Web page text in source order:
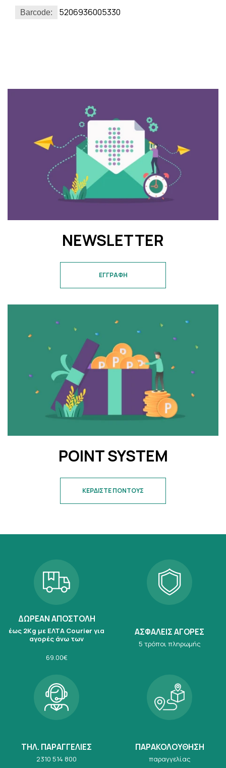
Barcode: 5206936005330
NEWSLETTER
ΕΓΓΡΑΦΗ
POINT SYSTEM
ΚΕΡΔΙΣΤΕ ΠΟΝΤΟΥΣ
ΔΩΡΕΑΝ ΑΠΟΣΤΟΛΗ
έως 2Kg με ΕΛΤΑ Courier για
αγορές άνω των
69.00€
ΑΣΦΑΛΕΙΣ ΑΓΟΡΕΣ
5 τρόποι πληρωμής
ΤΗΛ. ΠΑΡΑΓΓΕΛΙΕΣ
2310 514 800
ΠΑΡΑΚΟΛΟΥΘΗΣΗ
παραγγελίας